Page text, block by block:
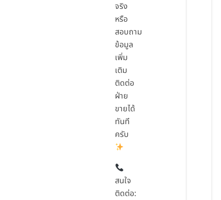
จริง
หรือ
สอบถาม
ข้อมูล
เพิ่ม
เติม
ติดต่อ
ฝ่าย
ขายได้
ทันที
ครับ
สนใจ
ติดต่อ: